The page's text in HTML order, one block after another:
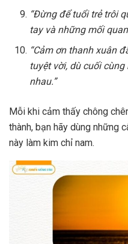
“Đừng để tuổi trẻ trôi
tay và những mối
“Cảm ơn thanh xuân
tuyệt vời, dù cuối
nhau.”
Mỗi khi cảm thấy chông
thành, bạn hãy dùng những
này làm kim chỉ nam.